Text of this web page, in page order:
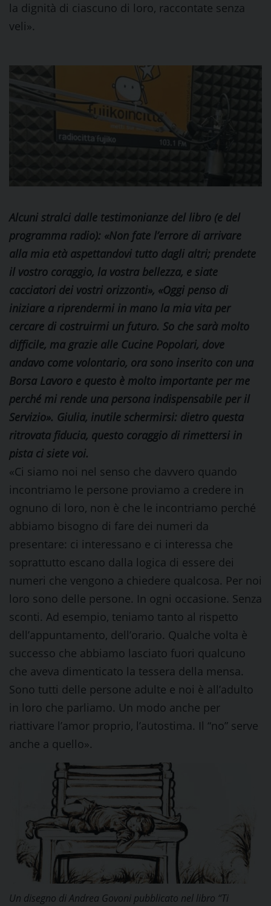
la dignità di ciascuno di loro, raccontate senza
veli».
Alcuni stralci dalle testimonianze del libro (e del
programma radio): «Non fate l’errore di arrivare
alla mia età aspettandovi tutto dagli altri; prendete
il vostro coraggio, la vostra bellezza, e siate
cacciatori dei vostri orizzonti», «Oggi penso di
iniziare a riprendermi in mano la mia vita per
cercare di costruirmi un futuro. So che sarà molto
difficile, ma grazie alle Cucine Popolari, dove
andavo come volontario, ora sono inserito con una
Borsa Lavoro e questo è molto importante per me
perché mi rende una persona indispensabile per il
Servizio». Giulia, inutile schermirsi: dietro questa
ritrovata fiducia, questo coraggio di rimettersi in
pista ci siete voi.
«Ci siamo noi nel senso che davvero quando
incontriamo le persone proviamo a credere in
ognuno di loro, non è che le incontriamo perché
abbiamo bisogno di fare dei numeri da
presentare: ci interessano e ci interessa che
soprattutto escano dalla logica di essere dei
numeri che vengono a chiedere qualcosa. Per noi
loro sono delle persone. In ogni occasione. Senza
sconti. Ad esempio, teniamo tanto al rispetto
dell’appuntamento, dell’orario. Qualche volta è
successo che abbiamo lasciato fuori qualcuno
che aveva dimenticato la tessera della mensa.
Sono tutti delle persone adulte e noi è all’adulto
in loro che parliamo. Un modo anche per
riattivare l’amor proprio, l’autostima. Il “no” serve
anche a quello».
Un disegno di Andrea Govoni pubblicato nel libro “Ti